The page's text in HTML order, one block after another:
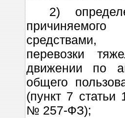
2)
перевозки
движении по
общего
(пункт 7 статьи
№ 257-ФЗ);